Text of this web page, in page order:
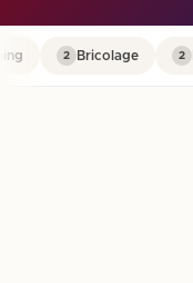
2
Bricolage
2